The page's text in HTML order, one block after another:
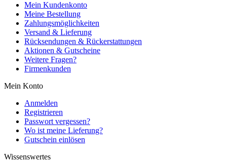
Mein Kundenkonto
Meine Bestellung
Zahlungsmöglichkeiten
Versand & Lieferung
Rücksendungen & Rückerstattungen
Aktionen & Gutscheine
Weitere Fragen?
Firmenkunden
Mein Konto
Anmelden
Registrieren
Passwort vergessen?
Wo ist meine Lieferung?
Gutschein einlösen
Wissenswertes